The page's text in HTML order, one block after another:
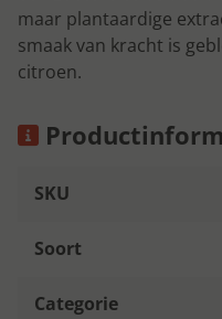
maar plantaardige
smaak van kracht is
citroen.
SKU
Soort
Categorie